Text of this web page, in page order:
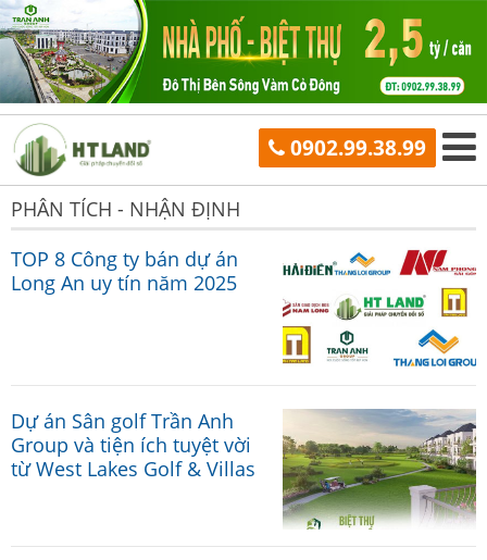
0902.99.38.99
PHÂN TÍCH - NHẬN ĐỊNH
TOP 8 Công ty bán dự án
Long An uy tín năm 2025
Dự án Sân golf Trần Anh
Group và tiện ích tuyệt vời
từ West Lakes Golf & Villas